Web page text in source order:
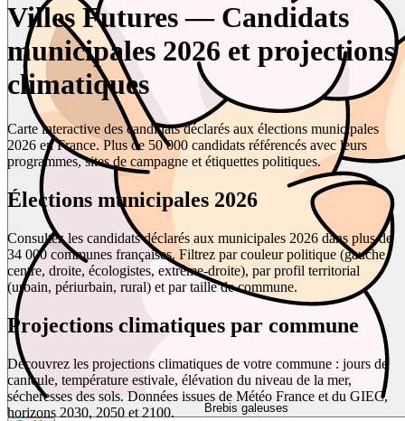
Brebis galeuses
Villes Futures — Candidats
municipales 2026 et projections
climatiques
Carte interactive des candidats déclarés aux élections municipales
2026 en France. Plus de 50 000 candidats référencés avec leurs
programmes, sites de campagne et étiquettes politiques.
Élections municipales 2026
Consultez les candidats déclarés aux municipales 2026 dans plus de
34 000 communes françaises. Filtrez par couleur politique (gauche,
centre, droite, écologistes, extrême-droite), par profil territorial
(urbain, périurbain, rural) et par taille de commune.
Projections climatiques par commune
Découvrez les projections climatiques de votre commune : jours de
canicule, température estivale, élévation du niveau de la mer,
sécheresses des sols. Données issues de Météo France et du GIEC,
horizons 2030, 2050 et 2100.